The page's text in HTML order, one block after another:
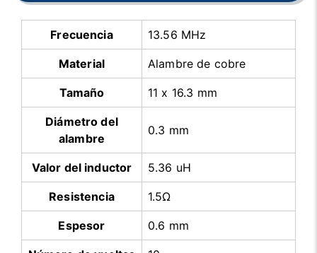
Frecuencia 13.56 MHz
Material Alambre de cobre
Tamaño 11 x 16.3 mm
Diámetro del
alambre
0.3 mm
Valor del inductor 5.36 uH
Resistencia 1.5Ω
Espesor 0.6 mm